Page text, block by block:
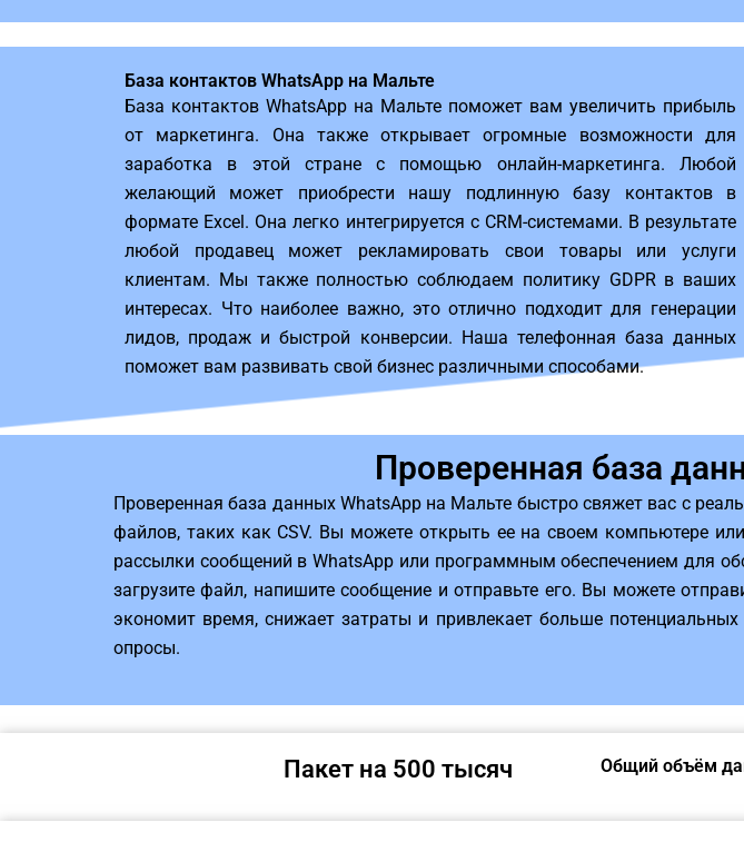
База контактов WhatsApp на Мальте
База контактов WhatsApp на Мальте поможет вам увеличить прибыль
от маркетинга. Она также открывает огромные возможности для
заработка в этой стране с помощью онлайн-маркетинга. Любой
желающий может приобрести нашу подлинную базу контактов в
формате Excel. Она легко интегрируется с CRM-системами. В результате
любой продавец может рекламировать свои товары или услуги
клиентам. Мы также полностью соблюдаем политику GDPR в ваших
интересах. Что наиболее важно, это отлично подходит для генерации
лидов, продаж и быстрой конверсии. Наша телефонная база данных
поможет вам развивать свой бизнес различными способами.
Проверенная база
Проверенная база данных WhatsApp на Мальте быстро свяжет вас с
файлов, таких как CSV. Вы можете открыть ее на своем компьютере
рассылки сообщений в WhatsApp или программным обеспечением для
загрузите файл, напишите сообщение и отправьте его. Вы можете
экономит время, снижает затраты и привлекает больше
опросы.
Пакет на 500 тысяч Общий объём